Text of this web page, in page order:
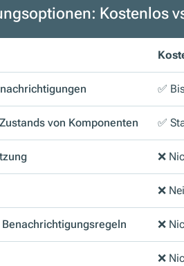
Kostenlos
✅
von Komponenten ✅
❌
❌
❌
❌